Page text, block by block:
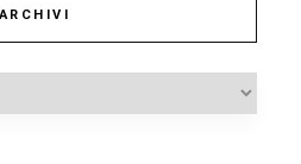
ARCHIVI